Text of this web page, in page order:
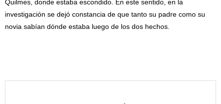
Quilmes, donde estaba escondido. En este sentido, en la
investigación se dejó constancia de que tanto su padre como su
novia sabían dónde estaba luego de los dos hechos.